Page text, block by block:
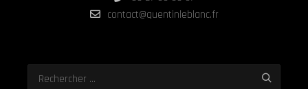
contact@quentinleblanc.fr